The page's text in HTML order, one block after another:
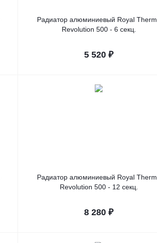
Радиатор алюминиевый Royal
Revolution 500 - 6 секц.
5 520 ₽
Радиатор алюминиевый Royal
Revolution 500 - 12 секц.
8 280 ₽